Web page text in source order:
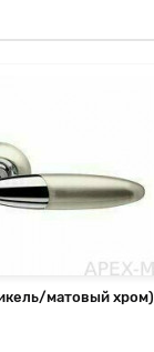
матовый хром)